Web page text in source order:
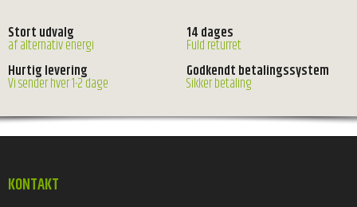
Stort udvalg
af alternativ energi
14 dages
Fuld returret
Hurtig levering
Vi sender hver 1-2 dage
Godkendt betalingssystem
Sikker betaling
KONTAKT